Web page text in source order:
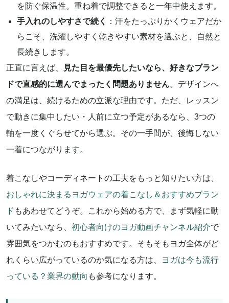
を防ぐ保温性。重ね着で調整できると一年中使えます。
手入れのしやすさで続く
：汗をたっぷりかくウェアだか
らこそ、洗濯しやすく乾きやすい素材を選ぶと、自然と
長続きします。
正直に言えば、
見た目を最優先したいなら、好きなブラン
ドで直感的に選んでまったく問題ありません。デザインへ
の満足は、続けるための立派な理由です。ただ、レッスン
で動きに集中したい・人前に立つ予定があるなら、3つの
軸を一度くぐらせてから選ぶ。その一手間が、後悔しない
一着につながります。
着こなしやコーディネートの工夫をもっと知りたい方は、
おしゃれに決まるヨガウェアの着こなし＆おすすめブラン
ド もあわせてどうぞ。これから始める方で、まず気軽に動
いてみたいなら、 初心者向けのヨガ動画チャンネル紹介で
雰囲気をつかむのもおすすめです。そもそもヨガ全体がど
れくらい広がっているのか気になる方は、
ヨガは今も流行
っている？業界の動向 も参考になります。